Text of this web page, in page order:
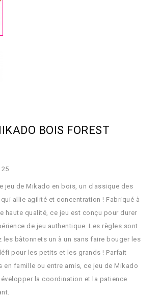
BOIS FOREST
jeu de Mikado en bois, un classique des
allie agilité et concentration ! Fabriqué à
haute qualité, ce jeu est conçu pour durer
de jeu authentique. Les règles sont
les bâtonnets un à un sans faire bouger les
pour les petits et les grands ! Parfait
en famille ou entre amis, ce jeu de Mikado
la coordination et la patience